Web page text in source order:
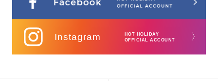
Instagram
HOT HOLIDAY
OFFICIAL ACCOUNT
〉